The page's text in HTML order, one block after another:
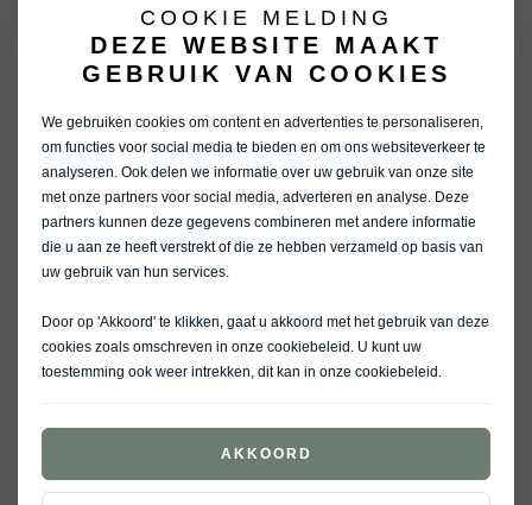
COOKIE MELDING
DEZE WEBSITE MAAKT
GEBRUIK VAN COOKIES
We gebruiken cookies om content en advertenties te personaliseren,
om functies voor social media te bieden en om ons websiteverkeer te
analyseren. Ook delen we informatie over uw gebruik van onze site
met onze partners voor social media, adverteren en analyse. Deze
partners kunnen deze gegevens combineren met andere informatie
die u aan ze heeft verstrekt of die ze hebben verzameld op basis van
uw gebruik van hun services.
Door op 'Akkoord' te klikken, gaat u akkoord met het gebruik van deze
cookies zoals omschreven in onze cookiebeleid . U kunt uw
toestemming ook weer intrekken, dit kan in onze cookiebeleid .
AKKOORD